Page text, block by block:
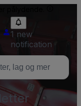
1 new
notification